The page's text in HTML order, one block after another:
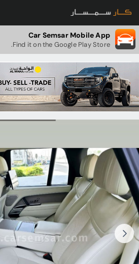
Car Semsar Mobile App
Find it on the Google Play Store.